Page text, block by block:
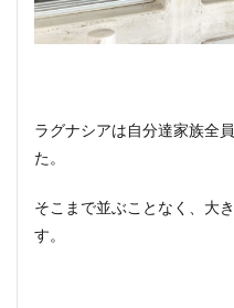
ラグナシアは自分達家族全
た。
そこまで並ぶことなく、大
す。